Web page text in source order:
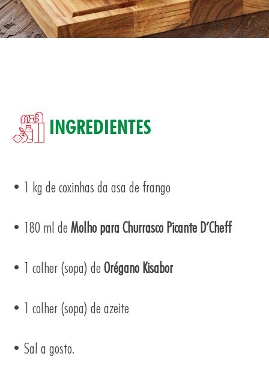
INGREDIENTES
• 1 kg de coxinhas da asa de frango
• 180 ml deMolho para Churrasco Picante D’Cheff
• 1 colher (sopa) deOrégano Kisabor
• 1 colher (sopa) de azeite
• Sal a gosto.